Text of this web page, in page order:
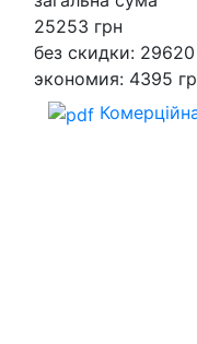
25253 грн
без скидки: 29620
экономия: 4395